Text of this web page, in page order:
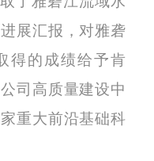
展汇报，对雅砻
得的成绩给予肯
司高质量建设中
重大前沿基础科